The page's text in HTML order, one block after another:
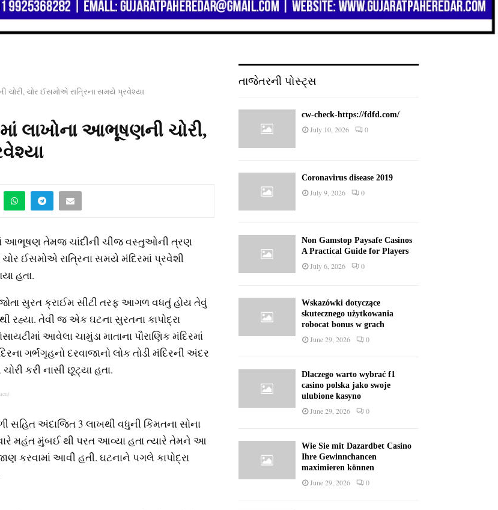
ચોરી, ચોર ઈસમોએ રાત્રિના સમયે પ્રવેશ્યા
લાખોના આભૂષણની ચોરી,
આભૂષણ તેમજ ચાંદીની ચીજ વસ્તુઓની ત્રણ
ઈસમોએ રાત્રિના સમયે મંદિરમાં પ્રવેશી
હતા.
સુરત ક્રાઈમ સીટી તરફ આગળ વધતું હોય તેવું
રહ્યા. તેવી જ એક ઘટના સુરતના કાપોદ્રા
આવેલા ચામુંડા માતાના પૌરાણિક મંદિરમાં
ગર્ભગૃહનો દરવાજાનો લોક તોડી મંદિરની અંદર
કરી નાસી છૂટ્યા હતા.
સહિત અંદાજિત 3 લાખથી વધુની કિંમતના સોના
મહંત મુંબઈ થી પરત આવ્યા હતા ત્યારે તેમને આ
કરવામાં આવી હતી. ઘટનાને પગલે કાપોદ્રા
તાજેતરની પોસ્ટ્સ
cw-check-https://fdfd.com/
July 10, 2026 0
Coronavirus disease 2019
July 9, 2026 0
Non Gamstop Paysafe Casinos
A Practical Guide for Players
July 6, 2026 0
Wskazówki dotyczące
skutecznego użytkowania
robocat bonus w grach
June 29, 2026 0
Dlaczego warto wybrać f1
casino polska jako swoje
ulubione kasyno
June 29, 2026 0
Wie Sie mit Dazardbet Casino
Ihre Gewinnchancen
maximieren können
June 29, 2026 0